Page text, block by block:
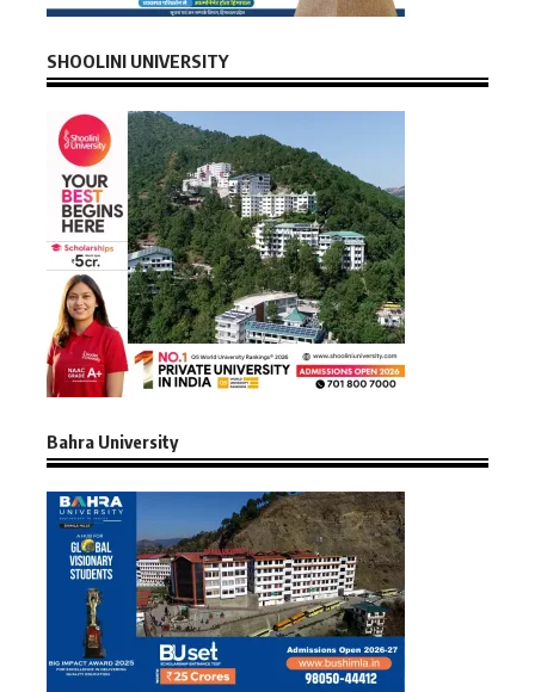
SHOOLINI UNIVERSITY
Bahra University